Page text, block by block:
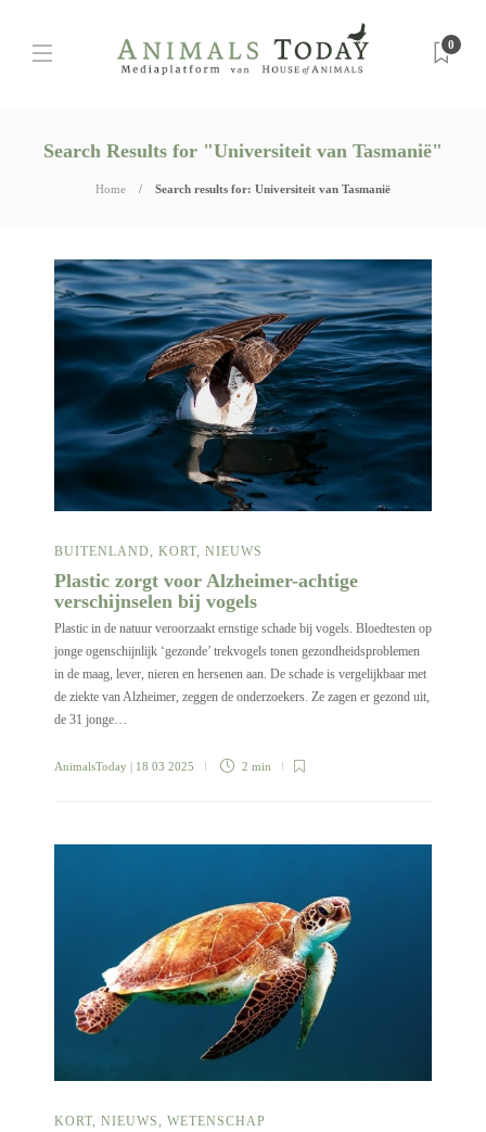
0
Search Results for "Universiteit van Tasmanië"
Home Search results for: Universiteit van Tasmanië
BUITENLAND, KORT, NIEUWS
Plastic zorgt voor Alzheimer-achtige
verschijnselen bij vogels
Plastic in de natuur veroorzaakt ernstige schade bij vogels. Bloedtesten op
jonge ogenschijnlijk ‘gezonde’ trekvogels tonen gezondheidsproblemen
in de maag, lever, nieren en hersenen aan. De schade is vergelijkbaar met
de ziekte van Alzheimer, zeggen de onderzoekers. Ze zagen er gezond uit,
de 31 jonge…
AnimalsToday | 18 03 2025 2 min
KORT NIEUWS WETENSCHAP